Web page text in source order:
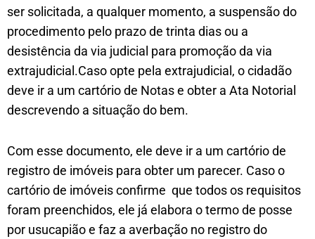
ser solicitada, a qualquer momento, a suspensão do
procedimento pelo prazo de trinta dias ou a
desistência da via judicial para promoção da via
extrajudicial.Caso opte pela extrajudicial, o cidadão
deve ir a um cartório de Notas e obter a Ata Notorial
descrevendo a situação do bem.
Com esse documento, ele deve ir a um cartório de
registro de imóveis para obter um parecer. Caso o
cartório de imóveis confirme que todos os requisitos
foram preenchidos, ele já elabora o termo de posse
por usucapião e faz a averbação no registro do